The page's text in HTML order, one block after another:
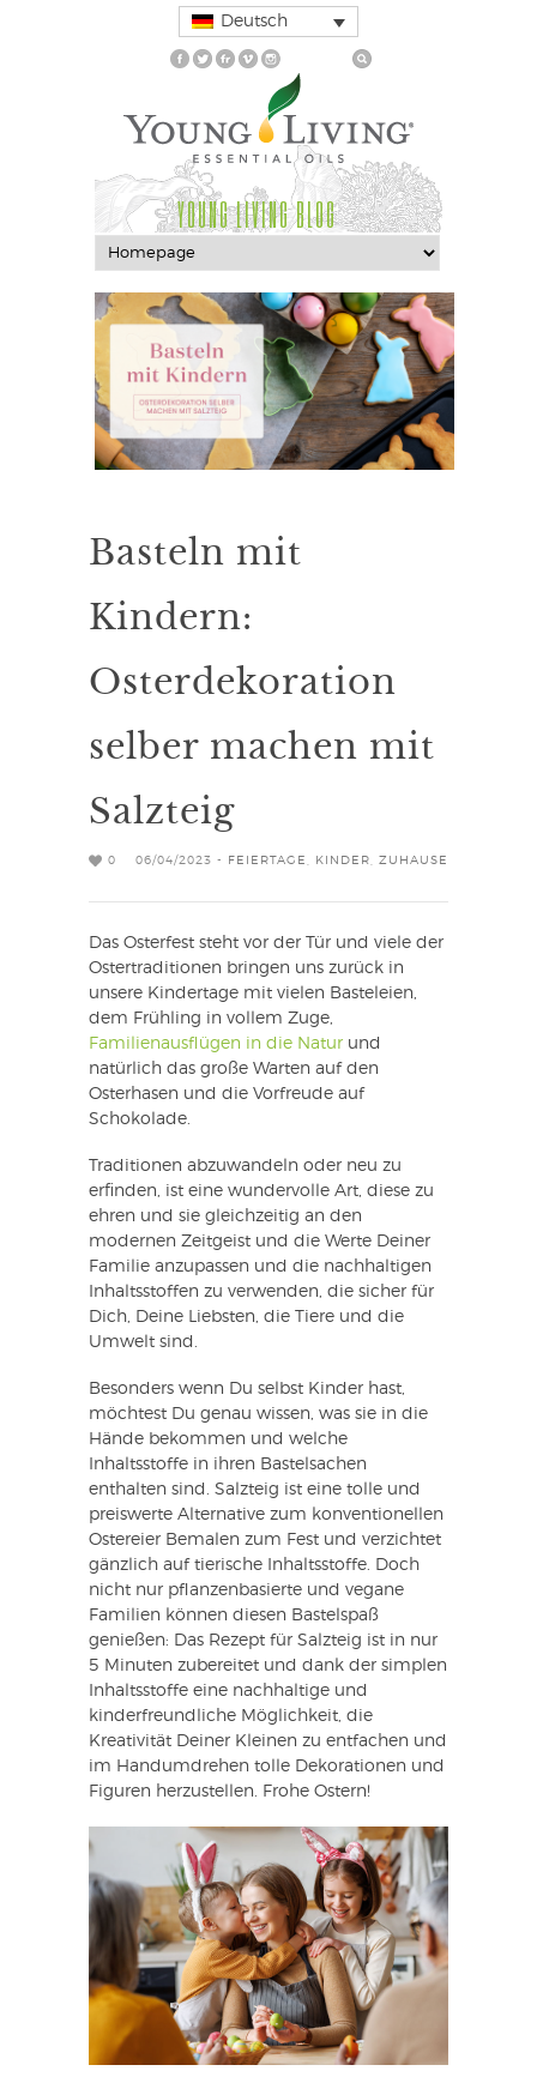
Deutsch
YOUNG LIVING BLOG
Basteln mit
Kindern:
Osterdekoration
selber machen mit
Salzteig
0 06/04/2023 - FEIERTAGE KINDER ZUHAUSE
Das Osterfest steht vor der Tür und viele der
Ostertraditionen bringen uns zurück in
unsere Kindertage mit vielen Basteleien,
dem Frühling in vollem Zuge,
Familienausflügen in die Natur und
natürlich das große Warten auf den
Osterhasen und die Vorfreude auf
Schokolade.
Traditionen abzuwandeln oder neu zu
erfinden, ist eine wundervolle Art, diese zu
ehren und sie gleichzeitig an den
modernen Zeitgeist und die Werte Deiner
Familie anzupassen und die nachhaltigen
Inhaltsstoffen zu verwenden, die sicher für
Dich, Deine Liebsten, die Tiere und die
Umwelt sind.
Besonders wenn Du selbst Kinder hast,
möchtest Du genau wissen, was sie in die
Hände bekommen und welche
Inhaltsstoffe in ihren Bastelsachen
enthalten sind. Salzteig ist eine tolle und
preiswerte Alternative zum konventionellen
Ostereier Bemalen zum Fest und verzichtet
gänzlich auf tierische Inhaltsstoffe. Doch
nicht nur pflanzenbasierte und vegane
Familien können diesen Bastelspaß
genießen: Das Rezept für Salzteig ist in nur
5 Minuten zubereitet und dank der simplen
Inhaltsstoffe eine nachhaltige und
kinderfreundliche Möglichkeit, die
Kreativität Deiner Kleinen zu entfachen und
im Handumdrehen tolle Dekorationen und
Figuren herzustellen. Frohe Ostern!